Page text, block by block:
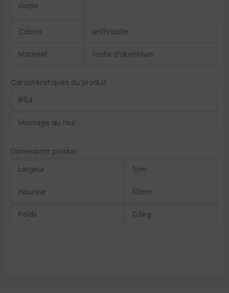
corps
Coloris anthracite
Materiel fonte d’aluminium
Caractéristiques du produit
IP54
Montage au mur
Dimensions produit
Largeur
5cm
Hauteur 50cm
Poids 0,6kg